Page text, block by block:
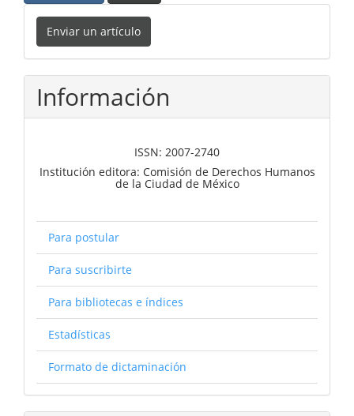
Enviar
un
artículo
Enviar un artículo
Información
ISSN: 2007-2740
Institución editora: Comisión de Derechos Humanos
de la Ciudad de México
Para postular
Para suscribirte
Para bibliotecas e índices
Estadísticas
Formato de dictaminación